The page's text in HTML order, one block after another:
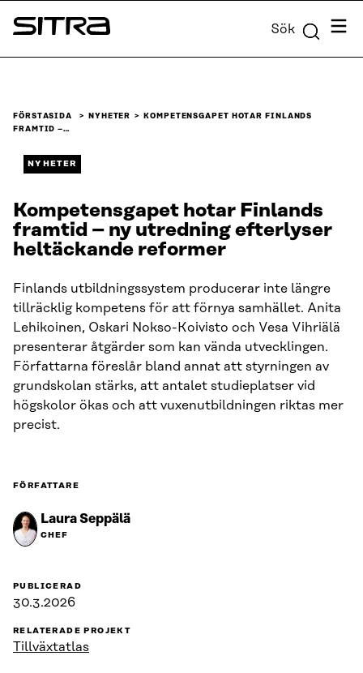
Skip to
content
Sitra Sök Meny
FÖRSTASIDA NYHETER
KOMPETENSGAPET HOTAR FINLANDS
FRAMTID –…
NYHETER
Kompetensgapet hotar Finlands
framtid – ny utredning efterlyser
heltäckande reformer
Finlands utbildningssystem producerar inte längre
tillräcklig kompetens för att förnya samhället. Anita
Lehikoinen, Oskari Nokso-Koivisto och Vesa Vihriälä
presenterar åtgärder som kan vända utvecklingen.
Författarna föreslår bland annat att styrningen av
grundskolan stärks, att antalet studieplatser vid
högskolor ökas och att vuxenutbildningen riktas mer
precist.
FÖRFATTARE
Laura Seppälä
CHEF
PUBLICERAD
30.3.2026
RELATERADE PROJEKT
Tillväxtatlas